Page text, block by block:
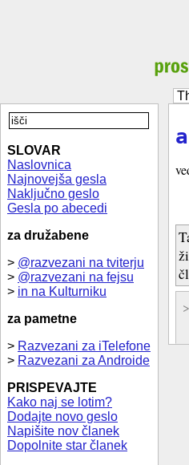
SLOVAR
Naslovnica
Najnovejša gesla
Naključno geslo
Gesla po abecedi
za družabene
> @razvezani na tviterju
> @razvezani na fejsu
> in na Kulturniku
za pametne
> Razvezani za iTelefone
> Razvezani za Androide
PRISPEVAJTE
Kako naj se lotim?
Dodajte novo geslo
Napišite nov članek
Dopolnite star članek
>